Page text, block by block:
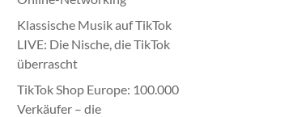
Klassische Musik auf TikTok
LIVE: Die Nische, die TikTok
überrascht
TikTok Shop Europe: 100.000
Verkäufer – die